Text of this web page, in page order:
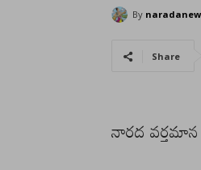
By
Share
నారద